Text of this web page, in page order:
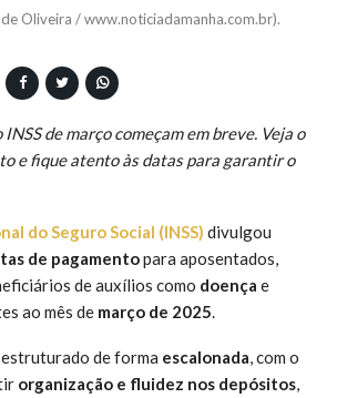
Oliveira / www.noticiadamanha.com.br).
de março começam em breve. Veja o
e fique atento às datas para garantir o
do Seguro Social (INSS) divulgou
de pagamentopara aposentados,
de auxílios como doença e
ao mês de março de 2025.
de forma escalonada, com o
organização e fluidez nos depósitos,